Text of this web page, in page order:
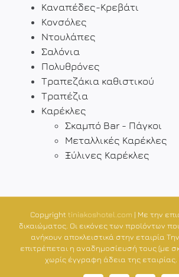
Καναπέδες-Κρεβάτι
Κονσόλες
Ντουλάπες
Σαλόνια
Πολυθρόνες
Τραπεζάκια καθιστικού
Τραπέζια
Καρέκλες
Σκαμπό Bar - Πάγκοι
Μεταλλικές Καρέκλες
Ξύλινες Καρέκλες
Copyright tiniakoshotel.com | Με την
δικαιώματος. Οι εικόνες των προϊόντων
ανήκουν αποκλειστικά στην εταιρία
επιτρέπεται η αναδημοσίευσή τους (με
χωρίς έγγραφη άδεια της εταιρίας.